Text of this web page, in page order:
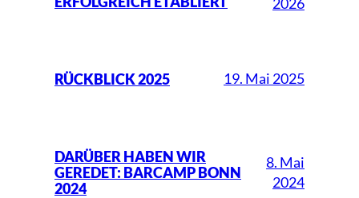
RÜCKBLICK 2025 19. Mai 2025
DARÜBER HABEN WIR
GEREDET: BARCAMP BONN
2024
8. Mai
2024